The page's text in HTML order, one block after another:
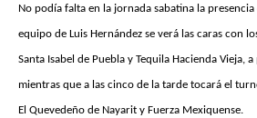
No podía falta en la jornada sabatina la
equipo de Luis Hernández se verá las caras con
Santa Isabel de Puebla y Tequila Hacienda Vieja,
mientras que a las cinco de la tarde tocará el
El Quevedeño de Nayarit y Fuerza Mexiquense.